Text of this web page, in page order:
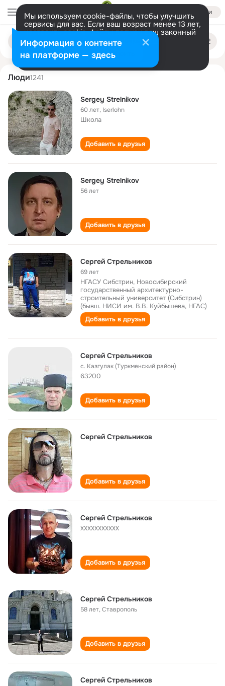
Войти
Мы используем cookie-файлы, чтобы улучшить
сервисы для вас. Если ваш возраст менее 13 лет,
настроить cookie-файлы должен ваш законный
представитель. Больше информации
Разрешить все Настроить
Поиск
людям
sergey strelnikov
Люди1241
Sergey Strelnikov
60 лет, Iserlohn
Школа
Добавить в друзья
Sergey Strelnikov
56 лет
Добавить в друзья
Сергей Стрельников
69 лет
НГАСУ Сибстрин, Новосибирский
государственный архитектурно-
строительный университет (Сибстрин)
(бывш. НИСИ им. В.В. Куйбышева, НГАС)
Добавить в друзья
Сергей Стрельников
с. Казгулак (Туркменский район)
63200
Добавить в друзья
Сергей Стрельников
Добавить в друзья
Сергей Стрельников
XXXXXXXXXXX
Добавить в друзья
Сергей Стрельников
58 лет,Ставрополь
Добавить в друзья
Сергей Стрельников
Информация о контенте
на платформе — здесь